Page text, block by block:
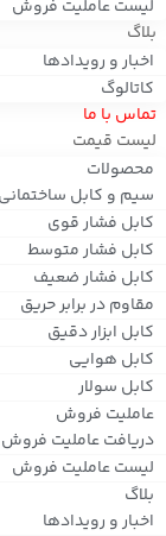
لیست عاملیت فروش
بلاگ
اخبار و رویدادها
کاتالوگ
تماس با ما
لیست قیمت
محصولات
سیم و کابل ساختمانی
کابل فشار قوی
کابل فشار متوسط
کابل فشار ضعیف
مقاوم در برابر حریق
کابل ابزار دقیق
کابل هوایی
کابل سولار
عاملیت فروش
دریافت عاملیت فروش
لیست عاملیت فروش
بلاگ
اخبار و رویدادها